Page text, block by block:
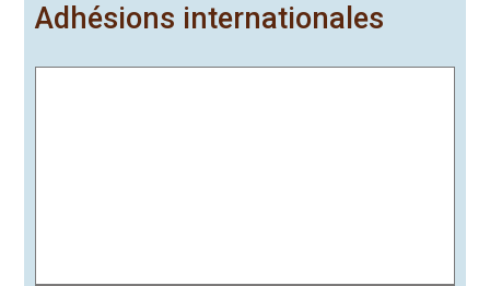
Adhésions internationales